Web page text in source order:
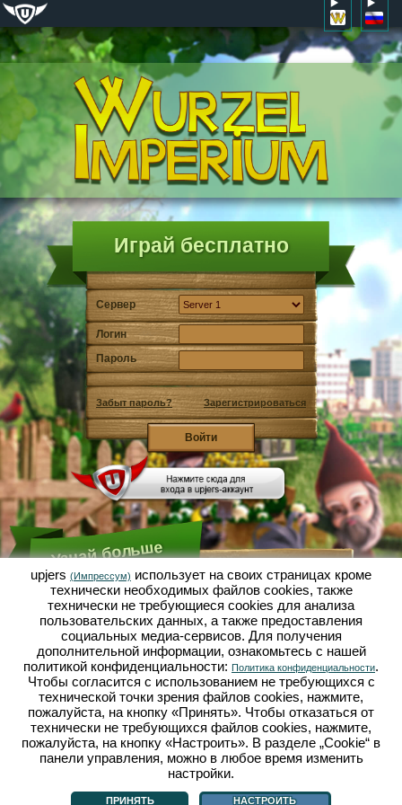
Играй бесплатно
Сервер
Логин
Пароль
Забыт пароль? Зарегистрироваться
Узнай больше
Что такое Садовая Империя?
Садовая Империя - это экономический симулятор, в
котором всё вертится вокруг микрокосмоса сад-
огород. Эта бесплатная браузерная игра онлайн
открывается полностью в твоём браузере без
каких-либо скачиваний или установки каких-либо
программ! Играя роль гнома-садовода ты
выращиваешь в Садовой Империи свой
собственный маленький садовый рай. Сеять,
сажать, поливать, собирать урожай: у тебя есть
выбор между разными сортами овощей и фруктов:
помидорами, репчатым луком, клубникой, морковью
или может ещё лучше, салатом? Посети городок
Дачное, в нём ты можешь торговать с другими
садоводами, покупать новые растения и декор,
выполнять желания твоих покупателей и
Что такое Садовая Империя?|Сюжет
Импрессум|Браузерные игры - Upjers.com|Настроить cookies
upjers (Импрессум) использует на своих страницах кроме
технически необходимых файлов сookies, также
технически не требующиеся cookies для анализа
пользовательских данных, а также предоставления
социальных медиа-сервисов. Для получения
дополнительной информации, ознакомьтесь с нашей
политикой конфиденциальности: Политика конфиденциальности.
Чтобы согласится с использованием не требующихся с
технической точки зрения файлов cookies, нажмите,
пожалуйста, на кнопку «Принять». Чтобы отказаться от
технически не требующихся файлов cookies, нажмите,
пожалуйста, на кнопку «Настроить». В разделе „Cookie“ в
панели управления, можно в любое время изменить
настройки.
ПРИНЯТЬ НАСТРОИТЬ